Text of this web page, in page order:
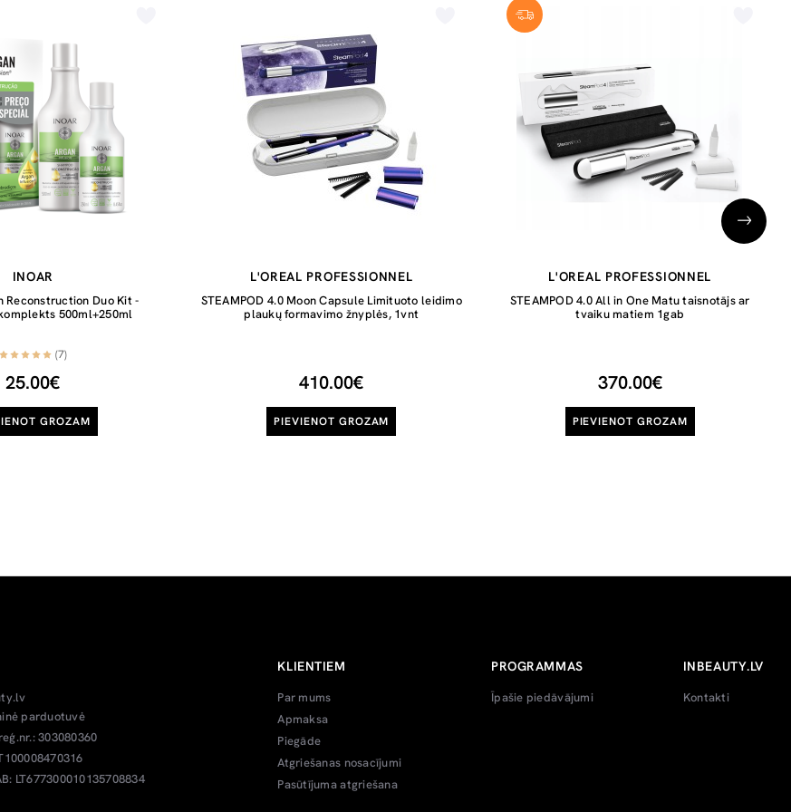
INOAR
Reconstruction Duo Kit -
500ml+250ml
(7)
25.00€
GROZAM
L'OREAL PROFESSIONNEL
STEAMPOD 4.0 Moon Capsule Limituoto leidimo
plaukų formavimo žnyplės, 1vnt
410.00€
PIEVIENOT GROZAM
L'OREAL PROFESSIONNEL
STEAMPOD 4.0 All in One Matu taisnotājs ar
tvaiku matiem 1gab
370.00€
PIEVIENOT GROZAM
parduotuvė
303080360
LT677300010135708834
KLIENTIEM
Par mums
Apmaksa
Piegāde
Atgriešanas nosacījumi
Pasūtījuma atgriešana
PROGRAMMAS
Īpašie piedāvājumi
INBEAUTY.LV
Kontakti